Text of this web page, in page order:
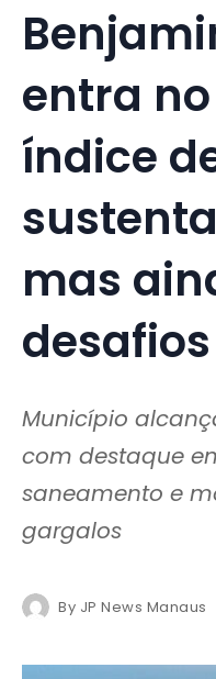
entra
índice
mas
Município
com destaque
saneamento e
gargalos
By JP News Manaus